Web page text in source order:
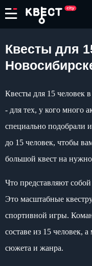
Квесты для
Квесты для 15 человек
- для тех, у кого много
специально подобрали
до 15 человек, чтобы
большой квест на
Что представляют
Это масштабные
спортивной игры.
составе из 15 человек,
сюжета и жанра.